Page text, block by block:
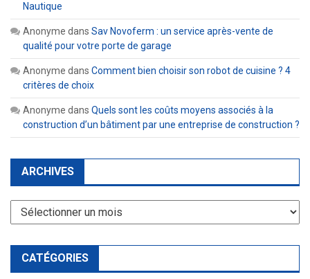
Nautique
Anonyme dans Sav Novoferm : un service après-vente de
qualité pour votre porte de garage
Anonyme dans Comment bien choisir son robot de cuisine ? 4
critères de choix
Anonyme dans Quels sont les coûts moyens associés à la
construction d’un bâtiment par une entreprise de construction ?
ARCHIVES
Archives
CATÉGORIES